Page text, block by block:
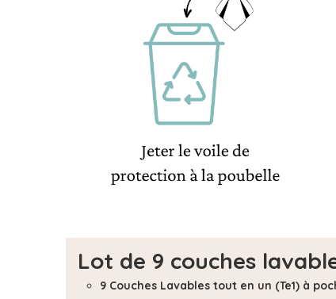
Lot de 9 couches
9 Couches Lavables tout en un (Te1) à